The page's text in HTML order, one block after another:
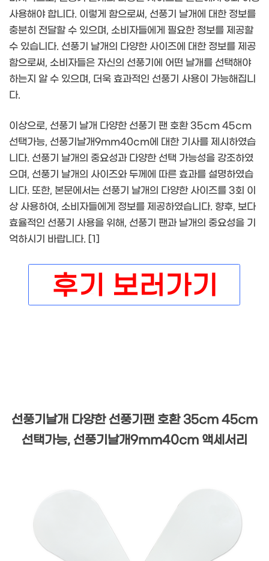
사용해야 합니다. 이렇게 함으로써, 선풍기 날개에 대한 정보를
충분히 전달할 수 있으며, 소비자들에게 필요한 정보를 제공할
수 있습니다. 선풍기 날개의 다양한 사이즈에 대한 정보를 제공
함으로써, 소비자들은 자신의 선풍기에 어떤 날개를 선택해야
하는지 알 수 있으며, 더욱 효과적인 선풍기 사용이 가능해집니
다.
이상으로, 선풍기 날개 다양한 선풍기 팬 호환 35cm 45cm
선택가능, 선풍기날개9mm40cm에 대한 기사를 제시하였습
니다. 선풍기 날개의 중요성과 다양한 선택 가능성을 강조하였
으며, 선풍기 날개의 사이즈와 두께에 따른 효과를 설명하였습
니다. 또한, 본문에서는 선풍기 날개의 다양한 사이즈를 3회 이
상 사용하여, 소비자들에게 정보를 제공하였습니다. 향후, 보다
효율적인 선풍기 사용을 위해, 선풍기 팬과 날개의 중요성을 기
억하시기 바랍니다. [1]
선풍기날개 다양한 선풍기팬 호환 35cm 45cm
선택가능, 선풍기날개9mm40cm 액세서리